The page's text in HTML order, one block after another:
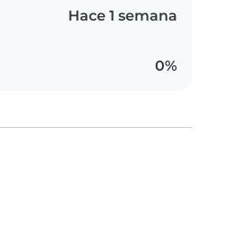
Hace 1 semana
0%